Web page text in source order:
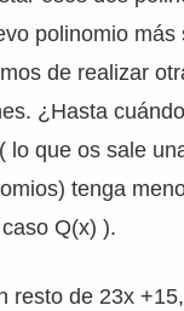
polinomio más
de realizar
¿Hasta
lo que os sale
tenga
Q(x) ).
resto de 23x